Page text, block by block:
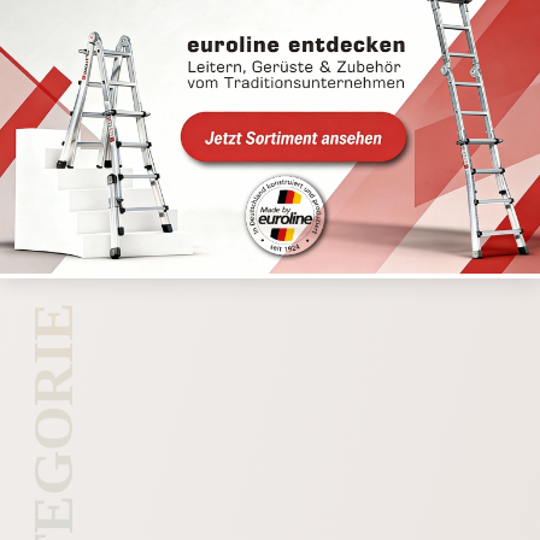
Nach Herstellern stöbern